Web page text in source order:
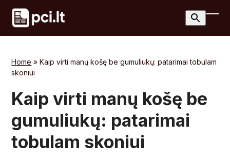
Skip
content
Home »Kaip virti manų košę be gumuliukų: patarimai tobulam
skoniui
Kaip virti manų košę be
gumuliukų: patarimai
tobulam skoniui